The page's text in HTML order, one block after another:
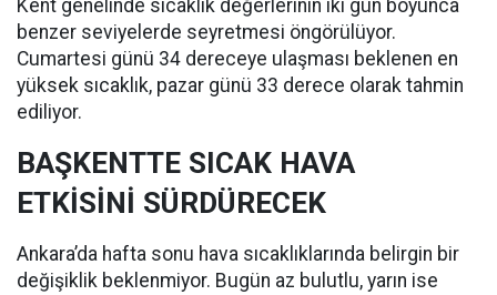
Kent genelinde sıcaklık değerlerinin iki gün boyunca
benzer seviyelerde seyretmesi öngörülüyor.
Cumartesi günü 34 dereceye ulaşması beklenen en
yüksek sıcaklık, pazar günü 33 derece olarak tahmin
ediliyor.
BAŞKENTTE SICAK HAVA
ETKİSİNİ SÜRDÜRECEK
Ankara’da hafta sonu hava sıcaklıklarında belirgin bir
değişiklik beklenmiyor. Bugün az bulutlu, yarın ise